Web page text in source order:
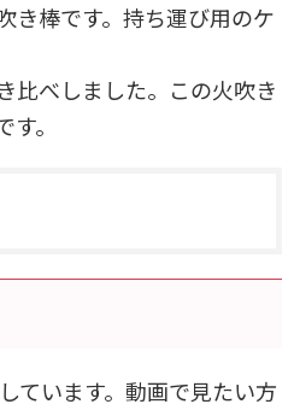
き棒です。持ち運び用のケ
比べしました。この火吹き
。
ています。動画で見たい方